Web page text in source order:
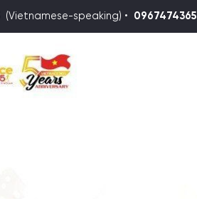
(Vietnamese-speaking) • 0967474365